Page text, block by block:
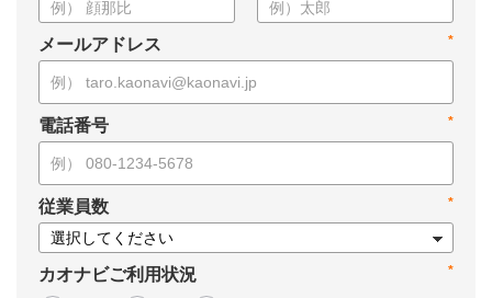
*
メールアドレス
*
電話番号
*
従業員数
*
カオナビご利用状況